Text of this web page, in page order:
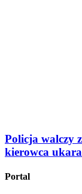
Policja walczy
kierowca
Portal